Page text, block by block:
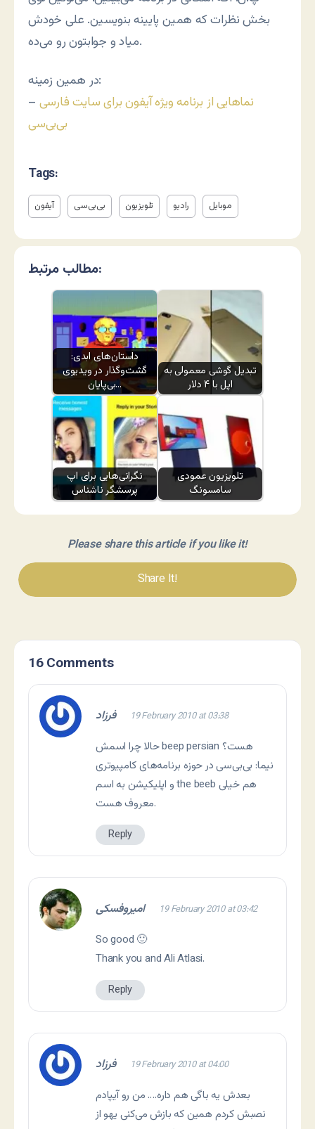
بخش نظرات که همین پایینه بنویسین. علی خودش
میاد و جوابتون رو می‌ده.
در همین زمینه:
– نماهایی از برنامه ویژه آیفون برای سایت فارسی
بی‌بی‌سی
Tags:
آیفون بی‌بی‌سی تلویزیون رادیو موبایل
مطالب مرتبط:
داستان‌های ابدی:
گشت‌وگذار در ویدیوی
بی‌پایان…
تبدیل گوشی معمولی به
اپل با ۴ دلار
نگرانی‌هایی برای اپ
پرسشگر ناشناس
تلویزیون عمودی
سامسونگ
Please share this article if you like it!
Share It!
16 Comments
فرزاد 19 February 2010 at 03:38
حالا چرا اسمش beep persian هست؟
نیما: بی‌بی‌سی در حوزه برنامه‌های کامپیوتری
و اپلیکیشن به اسم the beeb هم خیلی
معروف هست.
Reply
امیروفسکی 19 February 2010 at 03:42
So good 🙂
Thank you and Ali Atlasi.
Reply
فرزاد 19 February 2010 at 04:00
بعدش یه باگی هم داره…. من رو آیپادم
نصبش کردم همین که بازش می‌کنی یهو از